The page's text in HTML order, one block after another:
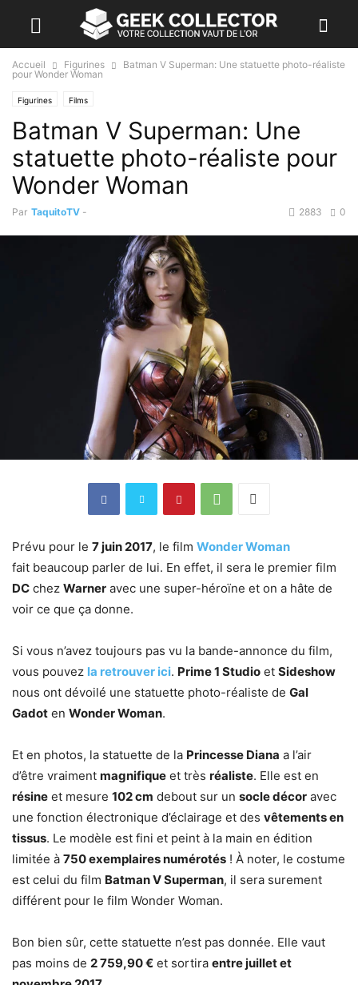
Accueil Figurines
Batman V Superman: Une statuette photo-réaliste
pour Wonder Woman
Figurines Films
Batman V Superman: Une
statuette photo-réaliste pour
Wonder Woman
Par TaquitoTV - 0
2883
Prévu pour le 7 juin 2017, le film Wonder Woman
fait beaucoup parler de lui. En effet, il sera le premier film
DC chez Warner avec une super-héroïne et on a hâte de
voir ce que ça donne.
Si vous n’avez toujours pas vu la bande-annonce du film,
vous pouvez la retrouver ici. Prime 1 Studio et Sideshow
nous ont dévoilé une statuette photo-réaliste de Gal
Gadot en Wonder Woman.
Et en photos, la statuette de la Princesse Diana a l’air
d’être vraiment magnifique et très réaliste. Elle est en
résine et mesure 102 cm debout sur un socle décor avec
une fonction électronique d’éclairage et des vêtements en
tissus. Le modèle est fini et peint à la main en édition
limitée à 750 exemplaires numérotés ! À noter, le costume
est celui du film Batman V Superman, il sera surement
différent pour le film Wonder Woman.
Bon bien sûr, cette statuette n’est pas donnée. Elle vaut
pas moins de 2 759,90 € et sortira entre juillet et